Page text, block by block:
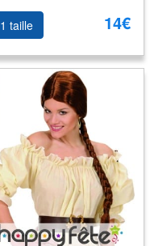
1 taille 14€